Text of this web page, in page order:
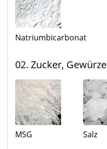
Natriumbicarbonat
02. Zucker, Gewürze
MSG Salz